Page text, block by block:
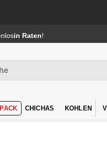
in Raten!
PACK CHICHAS KOHLEN